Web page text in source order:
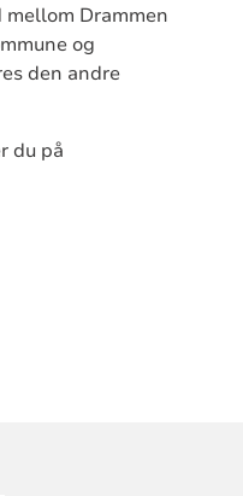
Drammen
og
den andre
du på